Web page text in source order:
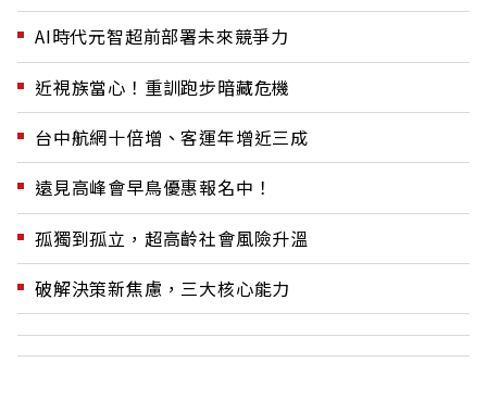
AI時代元智超前部署未來競爭力
近視族當心！重訓跑步暗藏危機
台中航網十倍增、客運年增近三成
遠見高峰會早鳥優惠報名中！
孤獨到孤立，超高齡社會風險升溫
破解決策新焦慮，三大核心能力